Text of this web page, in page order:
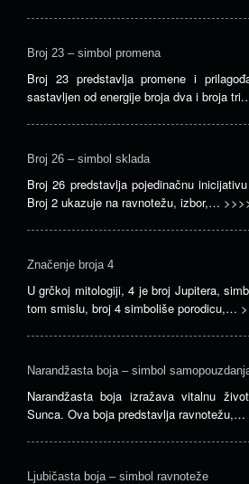
Broj 23 – simbol promena
Broj 23 predstavlja promene i
sastavljen od energije broja dva i broja
Broj 26 – simbol sklada
Broj 26 predstavlja pojedinačnu
Broj 2 ukazuje na ravnotežu, izbor,…
Značenje broja 4
U grčkoj mitologiji, 4 je broj Jupitera,
tom smislu, broj 4 simboliše porodicu,…
Narandžasta boja – simbol
Narandžasta boja izražava vitalnu
Sunca. Ova boja predstavlja ravnotežu,…
Ljubičasta boja – simbol ravnoteže